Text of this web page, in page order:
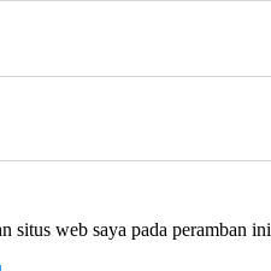
situs web saya pada peramban